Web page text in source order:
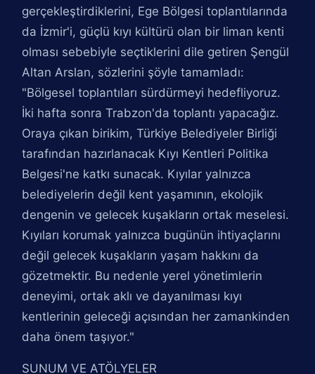
gerçekleştirdiklerini, Ege Bölgesi toplantılarında
da İzmir'i, güçlü kıyı kültürü olan bir liman kenti
olması sebebiyle seçtiklerini dile getiren Şengül
Altan Arslan, sözlerini şöyle tamamladı:
"Bölgesel toplantıları sürdürmeyi hedefliyoruz.
İki hafta sonra Trabzon'da toplantı yapacağız.
Oraya çıkan birikim, Türkiye Belediyeler Birliği
tarafından hazırlanacak Kıyı Kentleri Politika
Belgesi'ne katkı sunacak. Kıyılar yalnızca
belediyelerin değil kent yaşamının, ekolojik
dengenin ve gelecek kuşakların ortak meselesi.
Kıyıları korumak yalnızca bugünün ihtiyaçlarını
değil gelecek kuşakların yaşam hakkını da
gözetmektir. Bu nedenle yerel yönetimlerin
deneyimi, ortak aklı ve dayanılması kıyı
kentlerinin geleceği açısından her zamankinden
daha önem taşıyor."
SUNUM VE ATÖLYELER